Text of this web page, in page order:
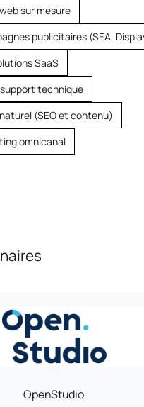
sur mesure
publicitaires (SEA,
SaaS
technique
(SEO et contenu)
omnicanal
OpenStudio